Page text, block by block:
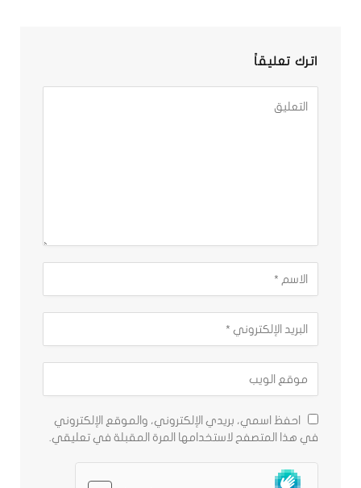
اترك تعليقاً
احفظ اسمي، بريدي الإلكتروني، والموقع الإلكتروني
في هذا المتصفح لاستخدامها المرة المقبلة في تعليقي.